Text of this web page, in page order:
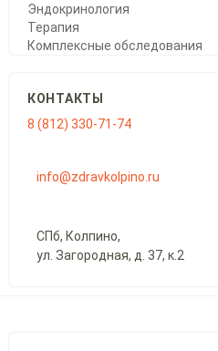
Эндокринология
Терапия
Комплексные обследования
КОНТАКТЫ
8 (812) 330-71-74
info@zdravkolpino.ru
СПб, Колпино,
ул. Загородная, д. 37, к.2